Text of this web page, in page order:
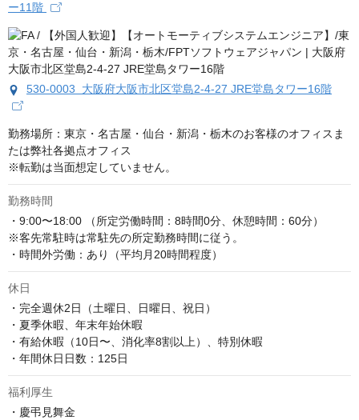
ー11階
530-0003 大阪府大阪市北区堂島2-4-27 JRE堂島タワー16階
勤務場所：東京・名古屋・仙台・新潟・栃木のお客様のオフィスま
たは弊社各拠点オフィス
※転勤は当面想定していません。
勤務時間
・9:00〜18:00 （所定労働時間：8時間0分、休憩時間：60分）
※客先常駐時は常駐先の所定勤務時間に従う。
・時間外労働：あり（平均月20時間程度）
休日
・完全週休2日（土曜日、日曜日、祝日）
・夏季休暇、年末年始休暇
・有給休暇（10日〜、消化率8割以上）、特別休暇
・年間休日日数：125日
福利厚生
・慶弔見舞金